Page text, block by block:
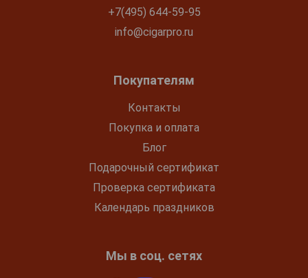
+7(495) 644-59-95
info@cigarpro.ru
Покупателям
Контакты
Покупка и оплата
Блог
Подарочный сертификат
Проверка сертификата
Календарь праздников
Мы в соц. сетях